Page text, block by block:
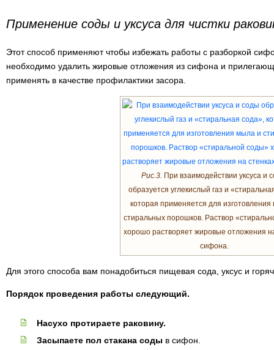
Применение соды и уксуса для чистки
Этот способ применяют чтобы избежать работы с разборкой
необходимо удалить жировые отложения из сифона и
применять в качестве профилактики засора.
Рис.3. При взаимодействии уксуса и
образуется углекислый газ и
которая применяется для
стиральных порошков. Раствор
хорошо растворяет жировые отложения
сифона.
Для этого способа вам понадобиться пищевая сода, уксус и
Порядок проведения работы следующий.
Насухо протираете раковину.
Засыпаете пол стакана соды в сифон.